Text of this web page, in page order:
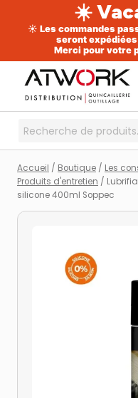
☀️
☀️ Les commandes
seront
Merci pour votre
contenu
Recherche
Accueil / Boutique / Les
Produits d'entretien /
silicone 400ml Soppec